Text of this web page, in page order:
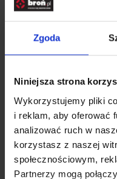
Zgoda
Niniejsza strona
Wykorzystujemy pliki
i reklam, aby oferować
analizować ruch w
korzystasz z naszej
społecznościowym,
Partnerzy mogą
Nazwa
Kraj
Adres